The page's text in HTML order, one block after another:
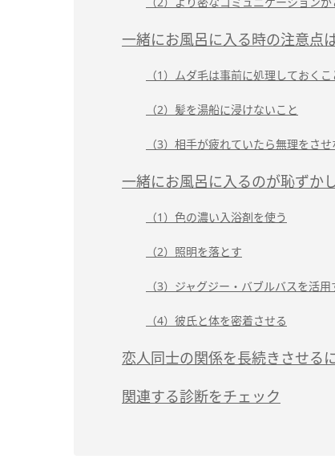
一緒にお風呂に入る時の注意点
（1）ムダ毛は事前に処理しておくこ
（2）髪を湯船に浸けないこと
（3）相手が疲れていたら無理をさ
一緒にお風呂に入るのが恥ずか
（1）色の濃い入浴剤を使う
（2）照明を落とす
（3）ジャグジー・バブルバスを活用
（4）彼氏と体を密着させる
恋人同士の関係を長続きさせる
関連する診断をチェック